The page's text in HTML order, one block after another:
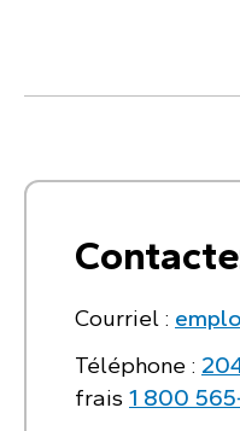
Courriel :
Téléphone :
frais 1 800